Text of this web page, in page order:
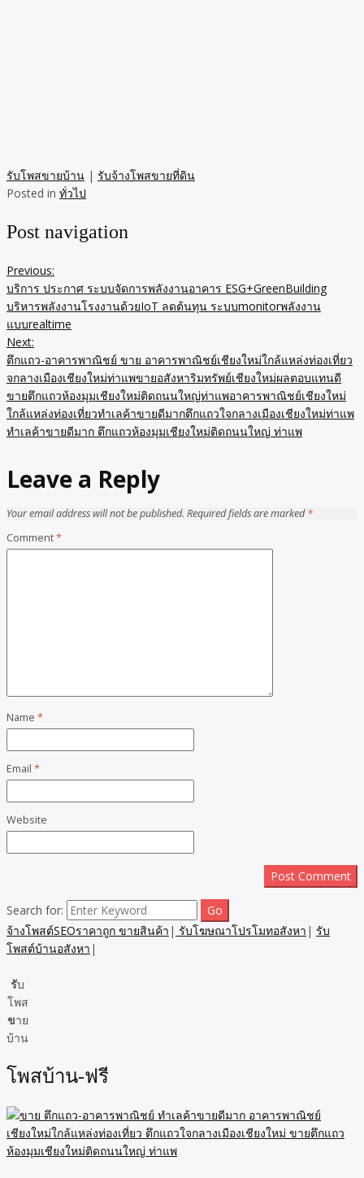
รับโพสขายบ้าน | รับจ้างโพสขายที่ดิน
Posted in ทั่วไป
Post navigation
Previous:
บริการ ประกาศ ระบบจัดการพลังงานอาคาร ESG+GreenBuilding
บริหารพลังงานโรงงานด้วยIoT ลดต้นทุน ระบบmonitorพลังงาน
แบบrealtime
Next:
ตึกแถว-อาคารพาณิชย์ ขาย อาคารพาณิชย์เชียงใหม่ใกล้แหล่งท่องเที่ยว
จกลางเมืองเชียงใหม่ท่าแพขายอสังหาริมทรัพย์เชียงใหม่ผลตอบแทนดี
ขายตึกแถวห้องมุมเชียงใหม่ติดถนนใหญ่ท่าแพอาคารพาณิชย์เชียงใหม่
ใกล้แหล่งท่องเที่ยวทำเลค้าขายดีมากตึกแถวใจกลางเมืองเชียงใหม่ท่าแพ
ทำเลค้าขายดีมาก ตึกแถวห้องมุมเชียงใหม่ติดถนนใหญ่ ท่าแพ
Leave a Reply
Your email address will not be published. Required fields are marked*
Comment*
Name *
Email *
Website
Search for:
จ้างโพสต์SEOราคาถูก ขายสินค้า | รับโฆษณาโปรโมทอสังหา | รับ
โพสต์บ้านอสังหา |
รับ
โพส
ขาย
บ้าน
โพสบ้าน-ฟรี